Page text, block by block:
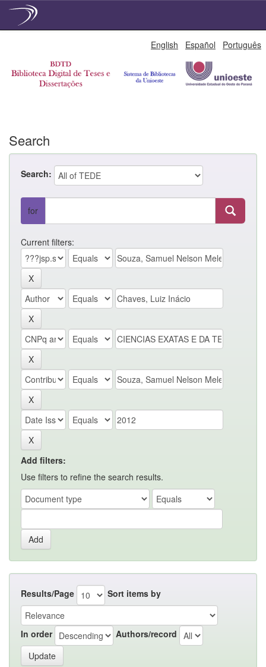
English Español Português
Search
Search:
for
Current filters:
Add filters:
Use filters to refine the search results.
Results/Page Sort items by
In order Authors/record